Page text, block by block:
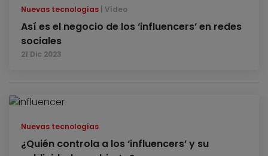
Nuevas tecnologías Vídeo
Así es el negocio de los ‘influencers’ en redes
sociales
21 Dic 2023
Nuevas tecnologías
¿Quién controla a los ‘influencers’ y su